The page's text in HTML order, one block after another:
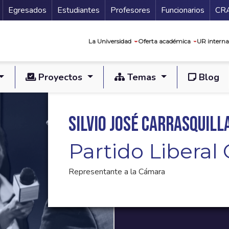
Secundario
Egresados Estudiantes Profesores Funcionarios
La Universidad Oferta académica UR
Proyectos Temas Blog
Silvio José
Partido Liberal
Representante a la Cámara